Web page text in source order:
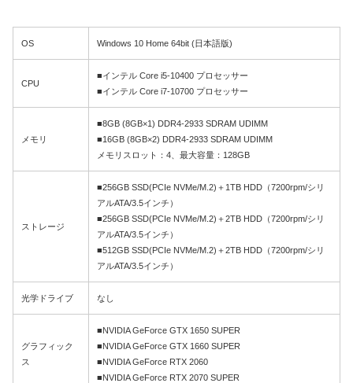
OS Windows 10 Home 64bit (日本語版)
CPU
■インテル Core i5-10400 プロセッサー
■インテル Core i7-10700 プロセッサー
メモリ
■8GB (8GB×1) DDR4-2933 SDRAM UDIMM
■16GB (8GB×2) DDR4-2933 SDRAM UDIMM
メモリスロット：4、最大容量：128GB
ストレージ
■256GB SSD(PCIe NVMe/M.2)＋1TB HDD（7200rpm/シリ
アルATA/3.5インチ）
■256GB SSD(PCIe NVMe/M.2)＋2TB HDD（7200rpm/シリ
アルATA/3.5インチ）
■512GB SSD(PCIe NVMe/M.2)＋2TB HDD（7200rpm/シリ
アルATA/3.5インチ）
光学ドライブ なし
グラフィック
ス
■NVIDIA GeForce GTX 1650 SUPER
■NVIDIA GeForce GTX 1660 SUPER
■NVIDIA GeForce RTX 2060
■NVIDIA GeForce RTX 2070 SUPER